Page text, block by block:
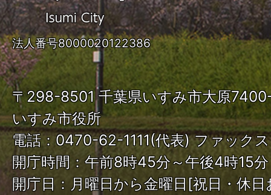
す
み
市
ISUMI
City
法人番号8000020122386
〒298-8501 千葉県いすみ市大原
いすみ市役所
電話：0470-62-1111(代表) ファック
開庁時間：午前8時45分～午後4時15分
開庁日：月曜日から金曜日[祝日・休日